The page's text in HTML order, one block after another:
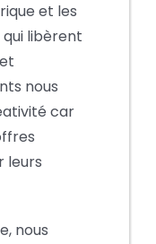
et les
libèrent
nous
car
leurs
nous